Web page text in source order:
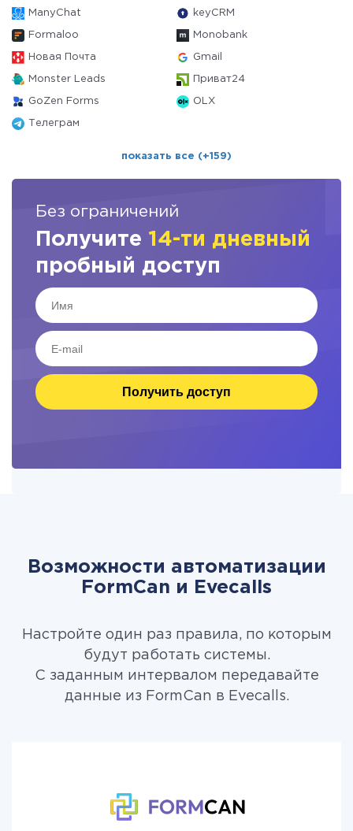
ManyChat keyCRM
Formaloo Monobank
Новая Почта Gmail
Monster Leads Приват24
GoZen Forms OLX
Телеграм
показать все (+159)
Без ограничений
Получите 14-ти дневный
пробный доступ
Получить доступ
Возможности автоматизации
FormCan и Evecalls
Настройте один раз правила, по которым
будут работать системы.
С заданным интервалом передавайте
данные из FormCan в Evecalls.